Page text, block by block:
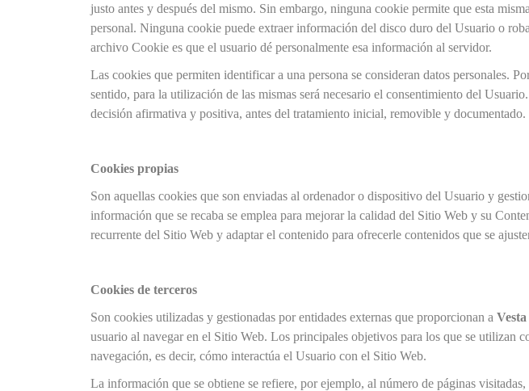
justo antes y después del mismo. Sin embargo, ninguna cookie permite que esta
personal. Ninguna cookie puede extraer información del disco duro del Usuario o
archivo Cookie es que el usuario dé personalmente esa información al servidor.
Las cookies que permiten identificar a una persona se consideran datos personales.
sentido, para la utilización de las mismas será necesario el consentimiento del
decisión afirmativa y positiva, antes del tratamiento inicial, removible y documentado.
Cookies propias
Son aquellas cookies que son enviadas al ordenador o dispositivo del Usuario y
información que se recaba se emplea para mejorar la calidad del Sitio Web y su
recurrente del Sitio Web y adaptar el contenido para ofrecerle contenidos que se
Cookies de terceros
Son cookies utilizadas y gestionadas por entidades externas que proporcionan a
usuario al navegar en el Sitio Web. Los principales objetivos para los que se utilizan
navegación, es decir, cómo interactúa el Usuario con el Sitio Web.
La información que se obtiene se refiere, por ejemplo, al número de páginas